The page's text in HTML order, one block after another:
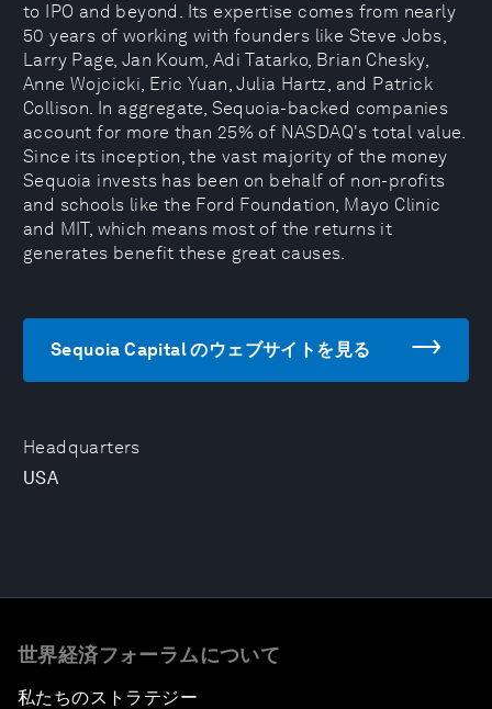
Headquarters
USA
to IPO and beyond. Its expertise comes from nearly
50 years of working with founders like Steve Jobs,
Larry Page, Jan Koum, Adi Tatarko, Brian Chesky,
Anne Wojcicki, Eric Yuan, Julia Hartz, and Patrick
Collison. In aggregate, Sequoia-backed companies
account for more than 25% of NASDAQ's total value.
Since its inception, the vast majority of the money
Sequoia invests has been on behalf of non-profits
and schools like the Ford Foundation, Mayo Clinic
and MIT, which means most of the returns it
generates benefit these great causes.
Sequoia Capital のウェブサイトを見る
世界経済フォーラムについて
私たちのストラテジー